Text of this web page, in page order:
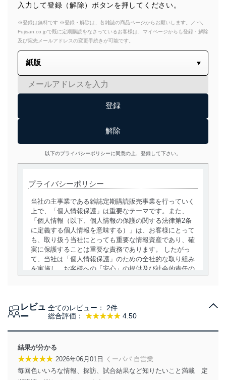
入力して登録（解除）ボタンを押してください。
※登録は無料です ※登録・解除は、各雑誌の商品ページからお願いします。／~＼
Fujisan.co.jpで既に定期購読をなさっているお客様は、マイページからも登録・解除
及び宛先メールアドレスの変更手続きが可能です。
以下のプライバシーポリシーに同意の上、登録して下さい。
プライバシーポリシー
当社の主事業である雑誌定期購読販売事業を行っていく
上で、「個人情報保護」は重要なテーマです。また、
「個人情報（以下、個人情報の保護の関する法律第2条
に定義する個人情報を意味する）」は、お客様にとって
も、取り扱う当社にとっても重要な情報資産であり、確
実に保護することは重要な責務であります。 したがっ
て、当社は「個人情報保護」のための全社的な取り組み
を実施し、お客様への「安心」の提供及び社会的責任の
当社は、個人情報の取得・利用・提供に際して、その利
達成に必要な範囲内で適法かつ公正な手段によって取
得・利用・提供を行います。また、当社が保有している
個人情報は、同意を得ずに目的外利用、第三者への提
供・開示は行いません。当社においてはこれらの取り組
みを確実にするため、従業者等の教育を徹底してまいり
レビュ
ー
総合評価： ★★★★★ 4.50
全てのレビュー： 2件
結果が分かる
★★★★★ 2026年06月01日
くーパパ 自営業
毎回色いいろな情報、探訪、試合結果など知りたいこと満載 定